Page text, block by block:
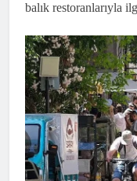
balık restoranlarıyla